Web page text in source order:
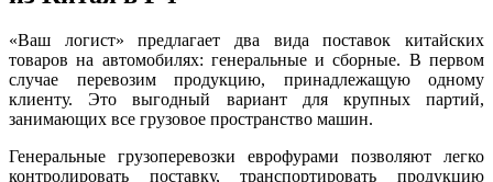
«Ваш логист» предлагает два вида поставок китайских
товаров на автомобилях: генеральные и сборные. В первом
случае перевозим продукцию, принадлежащую одному
клиенту. Это выгодный вариант для крупных партий,
занимающих все грузовое пространство машин.
Генеральные грузоперевозки еврофурами позволяют легко
контролировать поставку, транспортировать продукцию